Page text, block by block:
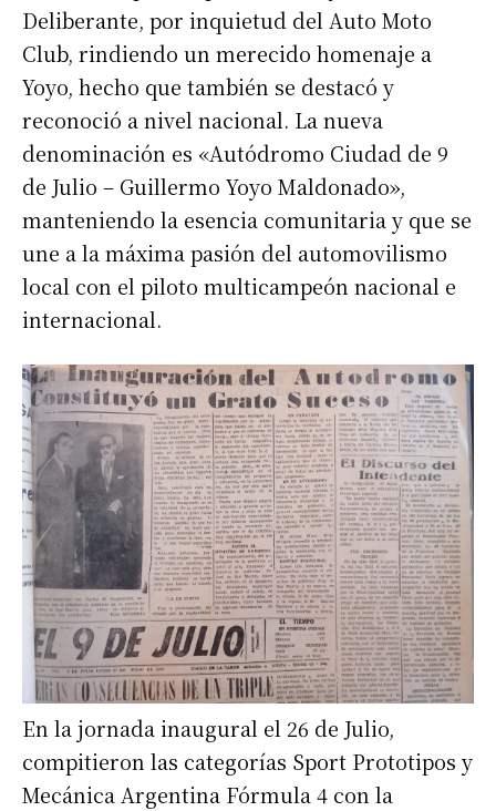
Deliberante, por inquietud del Auto Moto
Club, rindiendo un merecido homenaje a
Yoyo, hecho que también se destacó y
reconoció a nivel nacional. La nueva
denominación es «Autódromo Ciudad de 9
de Julio – Guillermo Yoyo Maldonado»,
manteniendo la esencia comunitaria y que se
une a la máxima pasión del automovilismo
local con el piloto multicampeón nacional e
internacional.
En la jornada inaugural el 26 de Julio,
compitieron las categorías Sport Prototipos y
Mecánica Argentina Fórmula 4 con la